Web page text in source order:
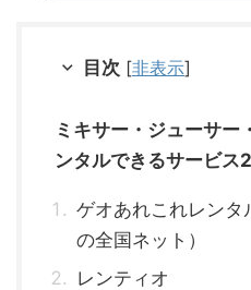
目次 [非表示]
ミキサー・ジューサー
ンタルできるサービス
ゲオあれこれレンタ
の全国ネット）
レンティオ